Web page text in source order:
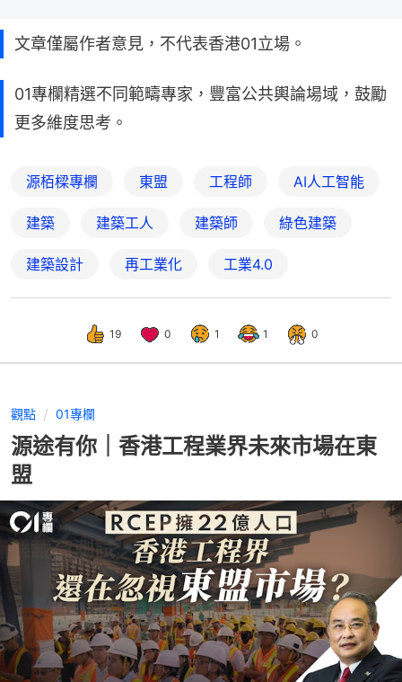
文章僅屬作者意見，不代表香港01立場。
01專欄精選不同範疇專家，豐富公共輿論場域，鼓勵
更多維度思考。
源栢樑專欄 東盟 工程師 AI人工智能
建築 建築工人 建築師 綠色建築
建築設計 再工業化 工業4.0
19 0 1 1 0
觀點 01專欄
源途有你｜香港工程業界未來市場在東
盟